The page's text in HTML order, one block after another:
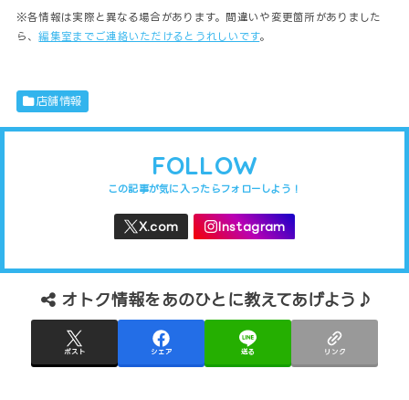
※各情報は実際と異なる場合があります。間違いや変更箇所がありました
ら、編集室までご連絡いただけるとうれしいです。
店舗情報
FOLLOW
オトク情報をあのひとに教えてあげよう♪
ポスト シェア 送る リンク